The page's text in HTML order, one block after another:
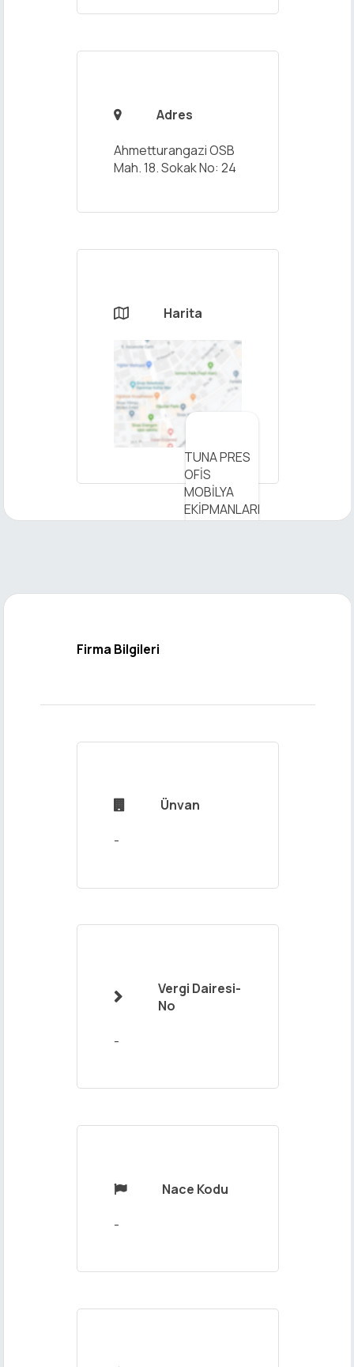
 Adres
Ahmetturangazi OSB
Mah. 18. Sokak No: 24
 Harita
TUNA PRES
OFİS
MOBİLYA
EKİPMANLARI
Firma Bilgileri
 Ünvan

Vergi Dairesi-
No
-
 Nace Kodu
Mesaj
Gönder
×
Adınız ve